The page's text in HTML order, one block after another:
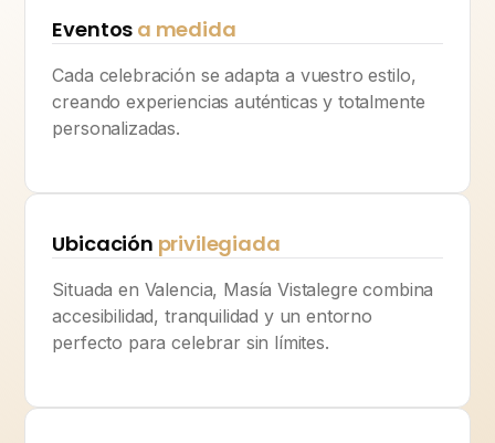
Eventos a medida
Cada celebración se adapta a vuestro estilo,
creando experiencias auténticas y totalmente
personalizadas.
Ubicación privilegiada
Situada en Valencia, Masía Vistalegre combina
accesibilidad, tranquilidad y un entorno
perfecto para celebrar sin límites.